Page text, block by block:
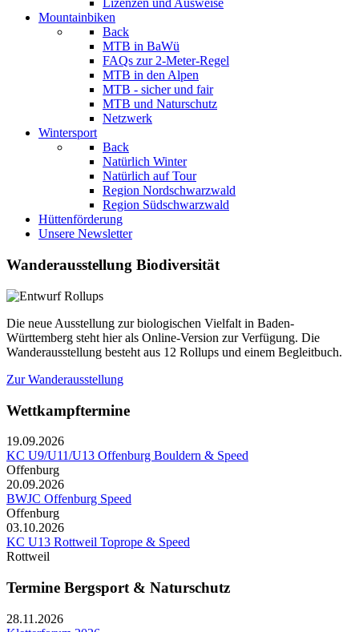
Lizenzen und Ausweise
Mountainbiken
Back
MTB in BaWü
FAQs zur 2-Meter-Regel
MTB in den Alpen
MTB - sicher und fair
MTB und Naturschutz
Netzwerk
Wintersport
Back
Natürlich Winter
Natürlich auf Tour
Region Nordschwarzwald
Region Südschwarzwald
Hüttenförderung
Unsere Newsletter
Wanderausstellung Biodiversität
Die neue Ausstellung zur biologischen Vielfalt in Baden-
Württemberg steht hier als Online-Version zur Verfügung. Die
Wanderausstellung besteht aus 12 Rollups und einem Begleitbuch.
Zur Wanderausstellung
Wettkampftermine
19.09.2026
KC U9/U11/U13 Offenburg Bouldern & Speed
Offenburg
20.09.2026
BWJC Offenburg Speed
Offenburg
03.10.2026
KC U13 Rottweil Toprope & Speed
Rottweil
Termine Bergsport & Naturschutz
28.11.2026